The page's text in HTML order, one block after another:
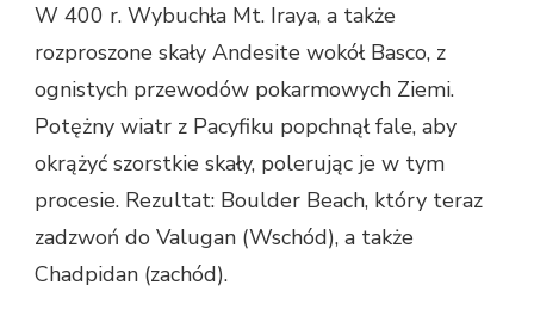
W 400 r. Wybuchła Mt. Iraya, a także
rozproszone skały Andesite wokół Basco, z
ognistych przewodów pokarmowych Ziemi.
Potężny wiatr z Pacyfiku popchnął fale, aby
okrążyć szorstkie skały, polerując je w tym
procesie. Rezultat: Boulder Beach, który teraz
zadzwoń do Valugan (Wschód), a także
Chadpidan (zachód).